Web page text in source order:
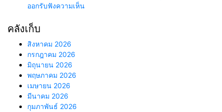
ออกรับฟังความเห็น
คลังเก็บ
สิงหาคม 2026
กรกฎาคม 2026
มิถุนายน 2026
พฤษภาคม 2026
เมษายน 2026
มีนาคม 2026
กุมภาพันธ์ 2026